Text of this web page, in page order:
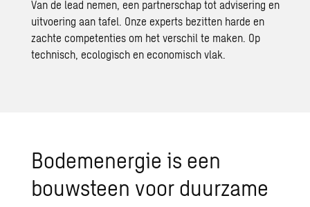
Van de lead nemen, een partnerschap tot advisering en
uitvoering aan tafel. Onze experts bezitten harde en
zachte competenties om het verschil te maken. Op
technisch,ecologisch en economisch vlak.
Bodemenergie is een
bouwsteen voor duurzame